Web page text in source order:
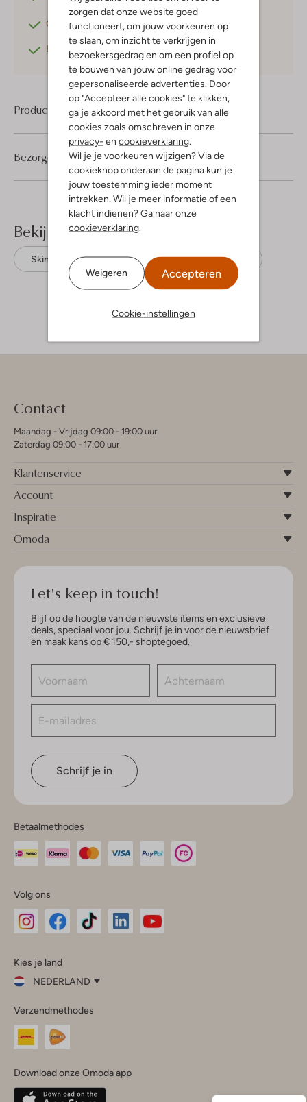
zorgen dat onze website goed
functioneert, om jouw voorkeuren op
te slaan, om inzicht te verkrijgen in
bezoekersgedrag en om een profiel op
te bouwen van jouw online gedrag voor
gepersonaliseerde advertenties. Door
op "Accepteer alle cookies" te klikken,
ga je akkoord met het gebruik van alle
cookies zoals omschreven in onze
privacy- en cookieverklaring
Wil je je voorkeuren wijzigen? Via de
cookieknop onderaan de pagina kun je
jouw toestemming ieder moment
intrekken. Wil je meer informatie of een
klacht indienen? Ga naar onze
cookieverklaring
Weigeren Accepteren
Cookie-instellingen
Gratis retourneren binnen 30 dagen*
Betaal achteraf
Product informatie
Bezorgen & retourneren
Bekijk meer
Skinny jeans Calvin Klein Denim
Contact
Maandag - Vrijdag 09:00 - 19:00 uur
Zaterdag 09:00 - 17:00 uur
Klantenservice
Account
Inspiratie
Omoda
Let's keep in touch!
Blijf op de hoogte van de nieuwste items en exclusieve
deals, speciaal voor jou. Schrijf je in voor de nieuwsbrief
en maak kans op € 150,- shoptegoed.
Schrijf je in
Betaalmethodes
Volg ons
InstagramFacebook
Kies je land
NEDERLAND
je
land
Nederland
Belgique(Français)
Verzendmethodes
Download onze Omoda app